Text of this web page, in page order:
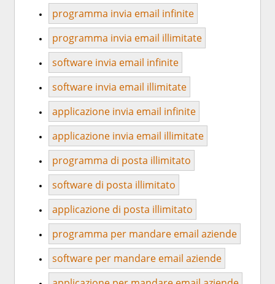
programma invia email infinite
programma invia email illimitate
software invia email infinite
software invia email illimitate
applicazione invia email infinite
applicazione invia email illimitate
programma di posta illimitato
software di posta illimitato
applicazione di posta illimitato
programma per mandare email aziende
software per mandare email aziende